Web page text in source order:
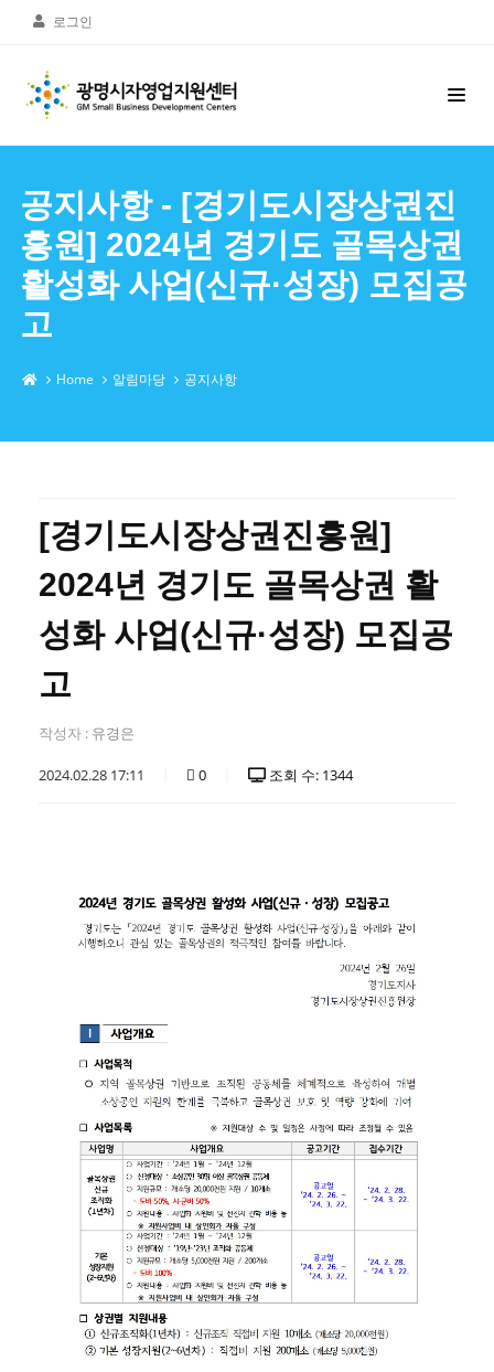
로그인
공지사항 - [경기도시장상권진
흥원] 2024년 경기도 골목상권
활성화 사업(신규·성장) 모집공
고
Home 알림마당 공지사항
[경기도시장상권진흥원]
2024년 경기도 골목상권 활
성화 사업(신규·성장) 모집공
고
작성자 : 유경은
2024.02.28 17:11 0 조회 수: 1344